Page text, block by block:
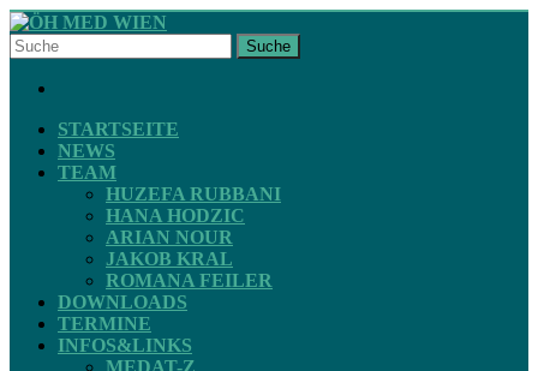
Skip
to
content
ÖH
MED
WIEN
ZAHNMEDIZIN
Suche
STARTSEITE
NEWS
TEAM
HUZEFA RUBBANI
HANA HODZIC
ARIAN NOUR
JAKOB KRAL
ROMANA FEILER
DOWNLOADS
TERMINE
INFOS&LINKS
MEDAT-Z